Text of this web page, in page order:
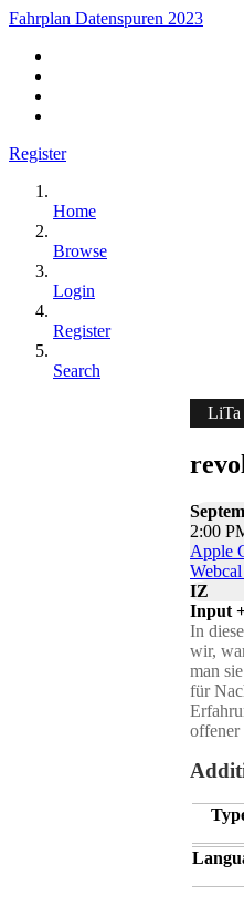
Fahrplan Datenspuren 2023
Register
Home
Browse
Login
Register
Search
LiTa
2:00
Apple
IZ
Input
In
wir,
man
für
offener